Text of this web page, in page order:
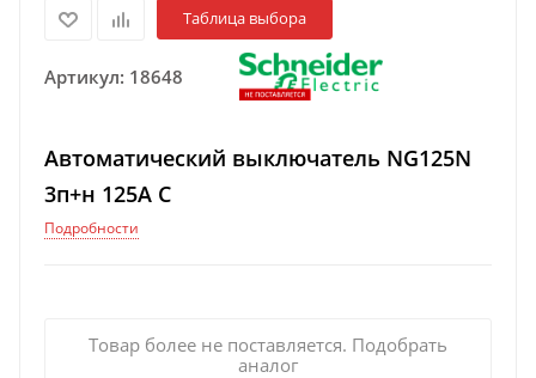
Таблица выбора
Артикул: 18648
Автоматический выключатель NG125N
3п+н 125A C
Подробности
Товар более не поставляется. Подобрать
аналог